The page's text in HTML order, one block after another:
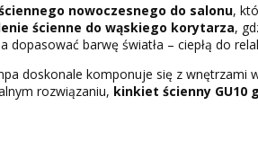
nowoczesnego do salonu,
ścienne do wąskiego korytarza,
dopasować barwę światła – ciepłą do
doskonale komponuje się z
rozwiązaniu, kinkiet ścienny GU10